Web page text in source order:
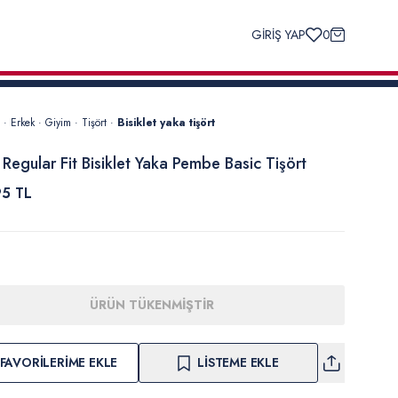
GİRİŞ YAP 0
· Erkek · Giyim · Tişört · Bisiklet yaka tişört
Fit Bisiklet Yaka Pembe Basic Tişört
TL
ÜRÜN TÜKENMİŞTİR
FAVORILERIME EKLE LISTEME EKLE